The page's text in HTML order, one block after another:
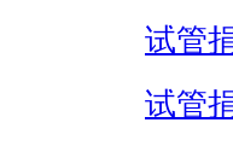
试管
试管